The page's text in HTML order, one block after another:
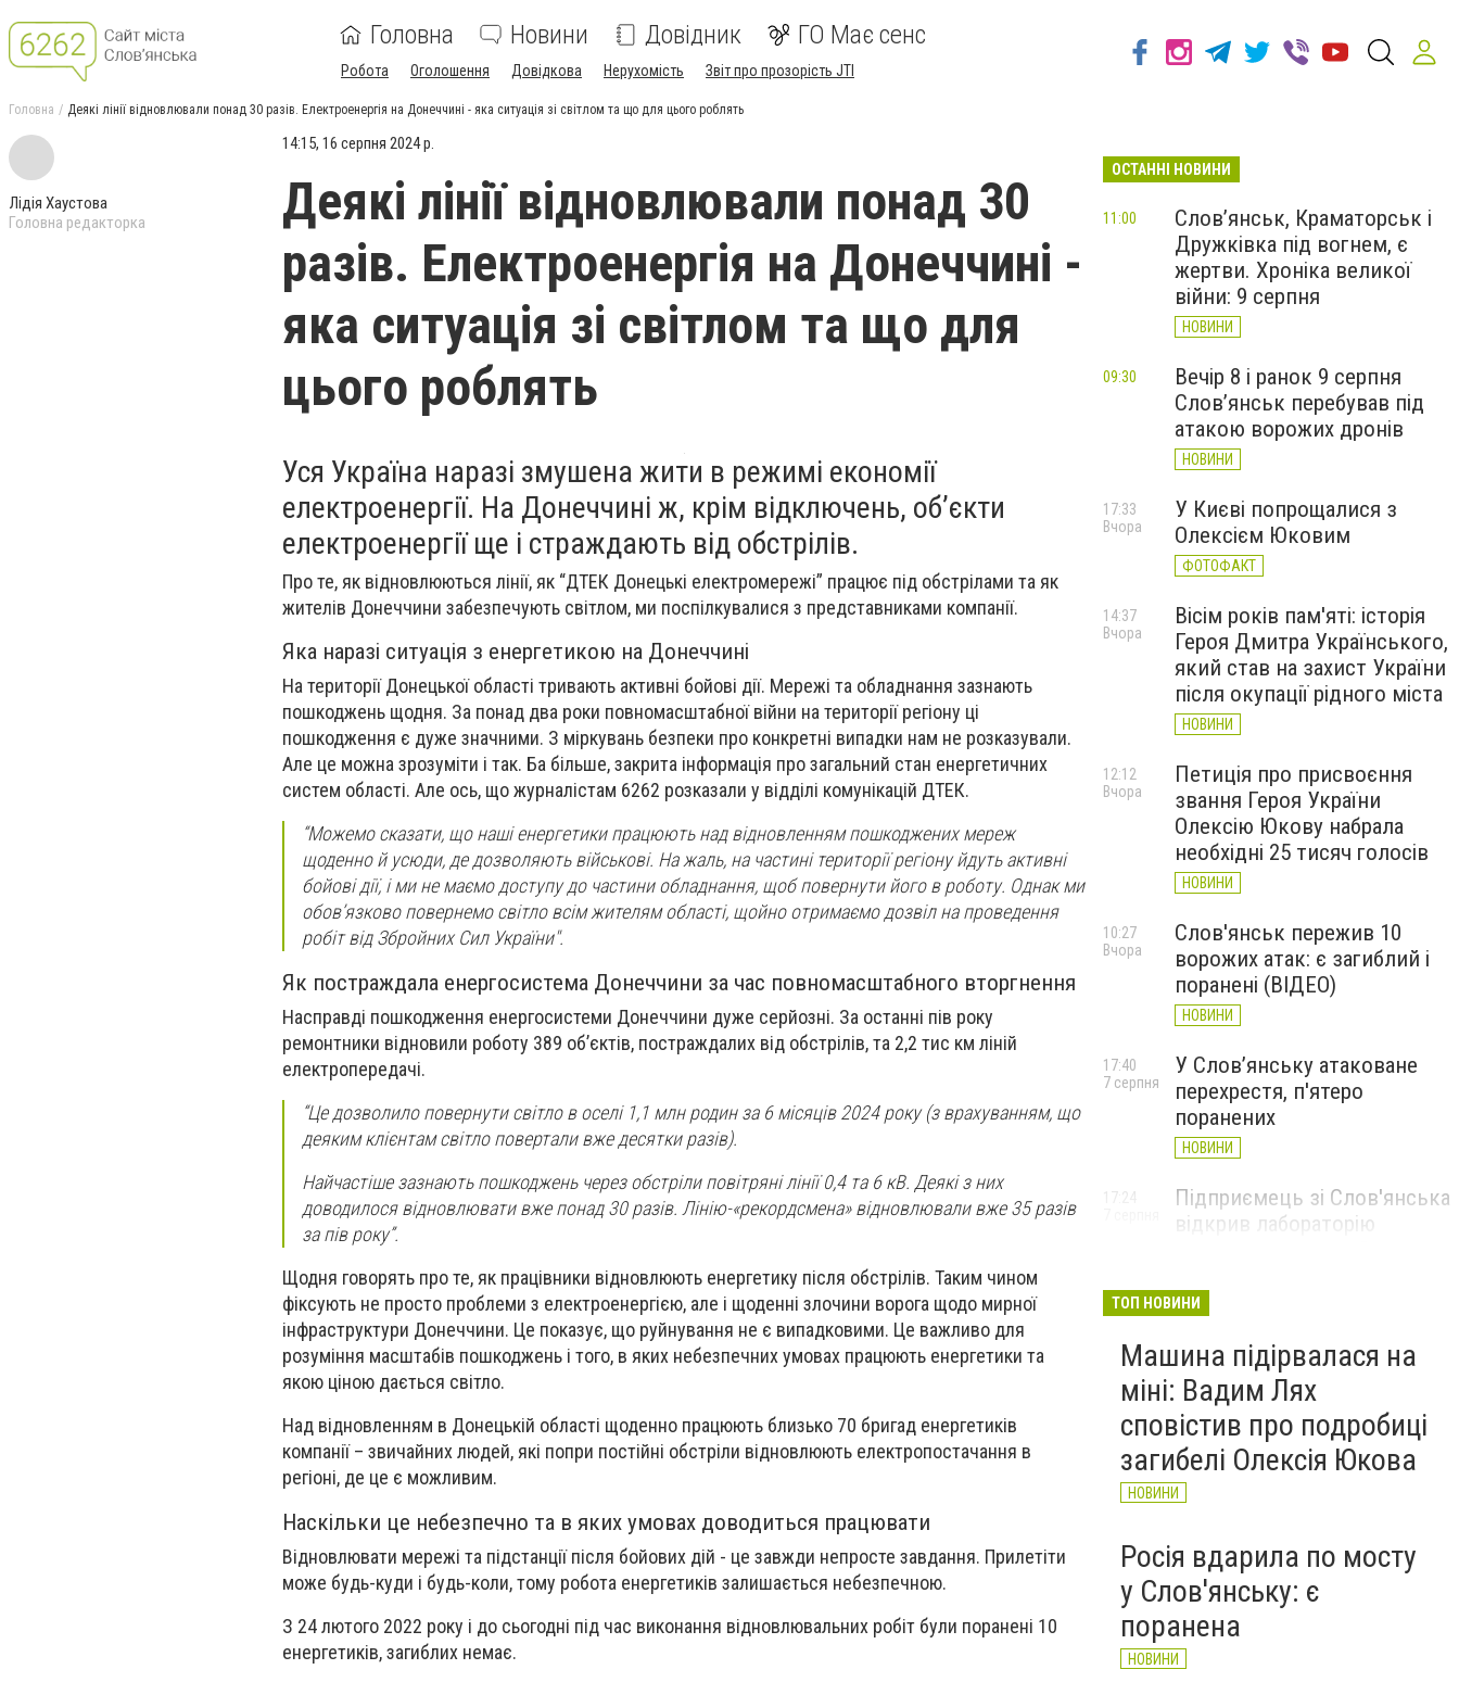
Головна Новини Довідник ГО Має сенс
Робота Оголошення Довідкова Нерухомість Звіт про прозорість JTI
Головна Деякі лінії відновлювали понад 30 разів. Електроенергія на Донеччині - яка ситуація зі світлом та що для цього роблять
Лідія Хаустова
Головна редакторка
14:15, 16 серпня 2024 р.
Деякі лінії відновлювали понад 30
разів. Електроенергія на Донеччині -
яка ситуація зі світлом та що для
цього роблять
Уся Україна наразі змушена жити в режимі економії
електроенергії. На Донеччині ж, крім відключень, об’єкти
електроенергії ще і страждають від обстрілів.
Про те, як відновлюються лінії, як “ДТЕК Донецькі електромережі” працює під обстрілами та як
жителів Донеччини забезпечують світлом, ми поспілкувалися з представниками компанії.
Яка наразі ситуація з енергетикою на Донеччині
На території Донецької області тривають активні бойові дії. Мережі та обладнання зазнають
пошкоджень щодня. За понад два роки повномасштабної війни на території регіону ці
пошкодження є дуже значними. З міркувань безпеки про конкретні випадки нам не розказували.
Але це можна зрозуміти і так. Ба більше, закрита інформація про загальний стан енергетичних
систем області. Але ось, що журналістам 6262 розказали у відділі комунікацій ДТЕК.
“Можемо сказати, що наші енергетики працюють над відновленням пошкоджених мереж
щоденно й усюди, де дозволяють військові. На жаль, на частині території регіону йдуть активні
бойові дії, і ми не маємо доступу до частини обладнання, щоб повернути його в роботу. Однак ми
обов’язково повернемо світло всім жителям області, щойно отримаємо дозвіл на проведення
робіт від Збройних Сил України".
Як постраждала енергосистема Донеччини за час повномасштабного вторгнення
Насправді пошкодження енергосистеми Донеччини дуже серйозні. За останні пів року
ремонтники відновили роботу 389 об’єктів, постраждалих від обстрілів, та 2,2 тис км ліній
електропередачі.
“Це дозволило повернути світло в оселі 1,1 млн родин за 6 місяців 2024 року (з врахуванням, що
деяким клієнтам світло повертали вже десятки разів).
Найчастіше зазнають пошкоджень через обстріли повітряні лінії 0,4 та 6 кВ. Деякі з них
доводилося відновлювати вже понад 30 разів. Лінію-«рекордсмена» відновлювали вже 35 разів
за пів року”.
Щодня говорять про те, як працівники відновлюють енергетику після обстрілів. Таким чином
фіксують не просто проблеми з електроенергією, але і щоденні злочини ворога щодо мирної
інфраструктури Донеччини. Це показує, що руйнування не є випадковими. Це важливо для
розуміння масштабів пошкоджень і того, в яких небезпечних умовах працюють енергетики та
якою ціною дається світло.
Над відновленням в Донецькій області щоденно працюють близько 70 бригад енергетиків
компанії – звичайних людей, які попри постійні обстріли відновлюють електропостачання в
регіоні, де це є можливим.
Наскільки це небезпечно та в яких умовах доводиться працювати
Відновлювати мережі та підстанції після бойових дій - це завжди непросте завдання. Прилетіти
може будь-куди і будь-коли, тому робота енергетиків залишається небезпечною.
З 24 лютого 2022 року і до сьогодні під час виконання відновлювальних робіт були поранені 10
енергетиків, загиблих немає.
ОСТАННІ НОВИНИ
Слов’янськ, Краматорськ і
Дружківка під вогнем, є
жертви. Хроніка великої
війни: 9 серпня
НОВИНИ
11:00
Вечір 8 і ранок 9 серпня
Слов’янськ перебував під
атакою ворожих дронів
НОВИНИ
09:30
У Києві попрощалися з
Олексієм Юковим
ФОТОФАКТ
17:33
Вчора
Вісім років пам'яті: історія
Героя Дмитра Українського,
який став на захист України
після окупації рідного міста
НОВИНИ
14:37
Вчора
Петиція про присвоєння
звання Героя України
Олексію Юкову набрала
необхідні 25 тисяч голосів
НОВИНИ
12:12
Вчора
Слов'янськ пережив 10
ворожих атак: є загиблий і
поранені (ВІДЕО)
НОВИНИ
10:27
Вчора
У Слов’янську атаковане
перехрестя, п'ятеро
поранених
НОВИНИ
17:40
7 серпня
Підприємець зі Слов'янська
відкрив лабораторію
НОВИНИ
17:24
ТОП НОВИНИ
Машина підірвалася на
міні: Вадим Лях
сповістив про подробиці
загибелі Олексія Юкова
НОВИНИ
Росія вдарила по мосту
у Слов'янську: є
поранена
НОВИНИ